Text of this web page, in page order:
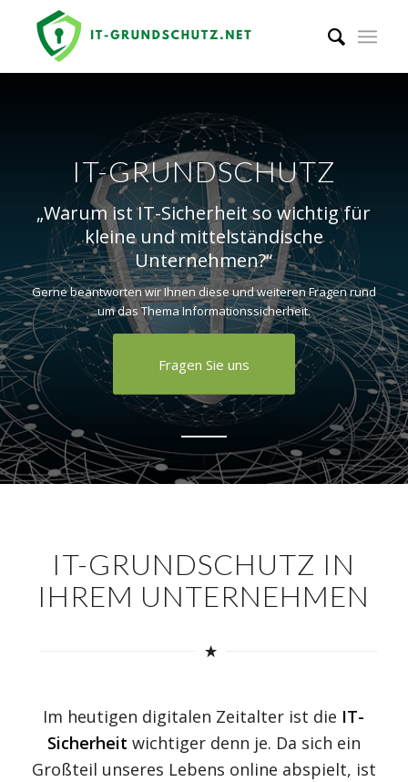
IT-GRUNDSCHUTZ
„Warum ist IT-Sicherheit so wichtig für
kleine und mittelständische
Unternehmen?“
Gerne beantworten wir Ihnen diese und weiteren Fragen rund
um das Thema Informationssicherheit.
Fragen Sie uns
IT-GRUNDSCHUTZ IN
IHREM UNTERNEHMEN
Im heutigen digitalen Zeitalter ist die IT-
Sicherheit wichtiger denn je. Da sich ein
Großteil unseres Lebens online abspielt, ist